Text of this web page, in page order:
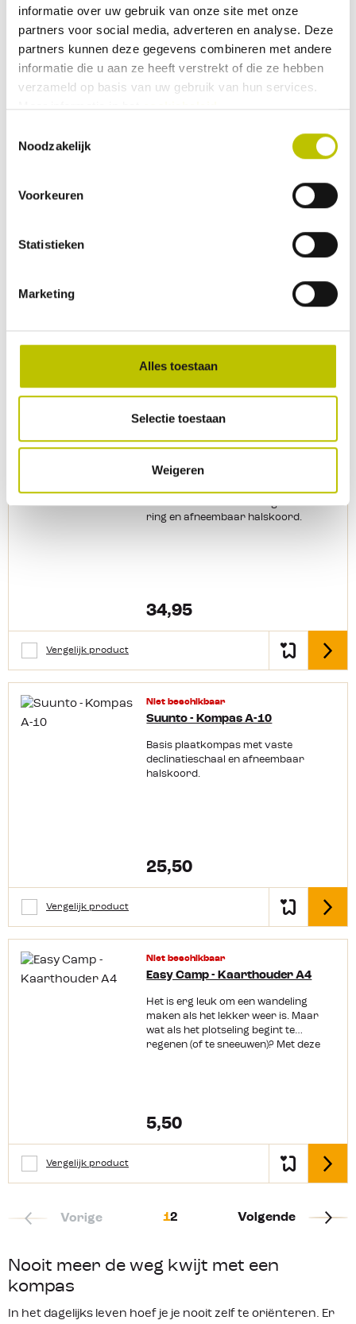
informatie over uw gebruik van onze site met onze
partners voor social media, adverteren en analyse. Deze
partners kunnen deze gegevens combineren met andere
informatie die u aan ze heeft verstrekt of die ze hebben
verzameld op basis van uw gebruik van hun services.
Meer informatie in hetcookiebeleid.
Noodzakelijk
Voorkeuren
Statistieken
Marketing
Alles toestaan
Selectie toestaan
Weigeren
kaart te schuiven.Exclusief polsband.
21,95
Suunto - Spiegelkompas MCB
Een spiegelkompas in een sterke
behuizing. Hierdoor heeft deze een
Vergelijk product
Niet beschikbaar
declinatieschaal. Een lichtgevende
ring en afneembaar halskoord.
34,95
Vergelijk product
Niet beschikbaar
Suunto - Kompas A-10
Basis plaatkompas met vaste
declinatieschaal en afneembaar
halskoord.
25,50
Vergelijk product
Niet beschikbaar
Easy Camp - Kaarthouder A4
Het is erg leuk om een wandeling
maken als het lekker weer is. Maar
wat als het plotseling begint te
regenen (of te sneeuwen)? Met deze
onderkant waardoor hij stevig
dichtzit, maar ook gemakkelijk te
openen is. Met het draagkoord kun
kaarthouder om je nek hangen. Je
van de houder. Hierdoor blijft je
Denk aan regen, hagel, sneeuw of juist
stof, zand en modder. De Easy Camp
waterdicht. Kaart met 25 x 25 cm
5,50
Vergelijk product
Vorige 12 Volgende
Nooit meer de weg kwijt met een
kompas
In het dagelijks leven hoef je je nooit zelf te oriënteren. Er